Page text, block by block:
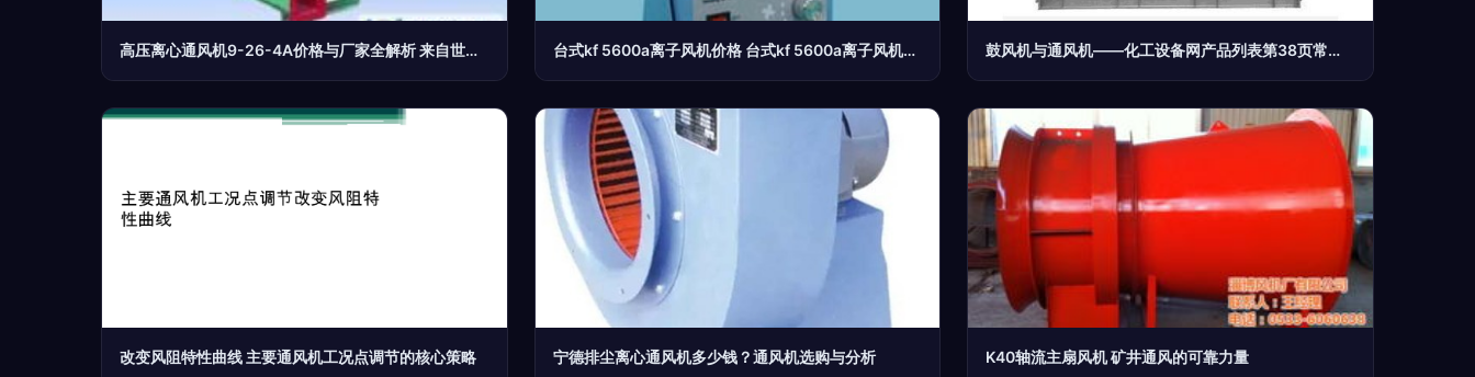
高压离心通风机9-26-4A价格与厂家全解析 来自世界工厂网产品信息库的专业指南 台式kf 5600a离子风机价格 台式kf 5600a离子风机厂家 鼓风机与通风机——化工设备网产品列表第38页常见类别解析
改变风阻特性曲线 主要通风机工况点调节的核心策略 宁德排尘离心通风机多少钱？通风机选购与分析 K40轴流主扇风机 矿井通风的可靠力量